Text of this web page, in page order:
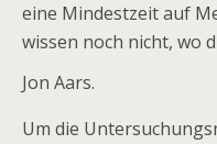
eine Mindestzeit auf
wissen noch nicht, wo
Jon Aars.
Um die